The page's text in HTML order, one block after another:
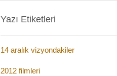
Yazı Etiketleri
14 aralık vizyondakiler
2012 filmleri